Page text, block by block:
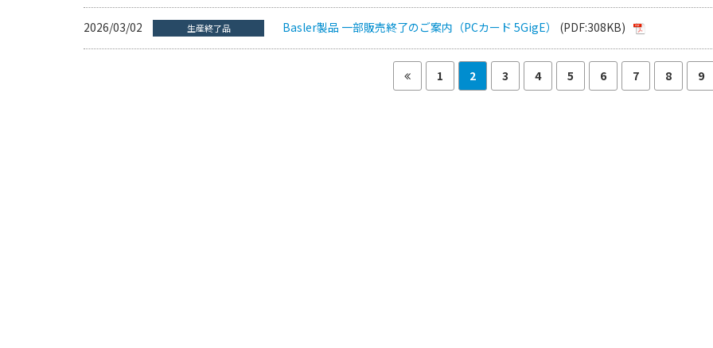
2026/03/02 生産終了品 Basler製品 一部販売終了のご案内（PCカード 5GigE） (PDF:308KB)
1 2 3 4 5 6 7 8 9